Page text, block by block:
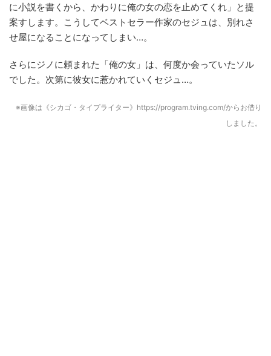
に小説を書くから、かわりに俺の女の恋を止めてくれ」と提
案すします。こうしてベストセラー作家のセジュは、別れさ
せ屋になることになってしまい…。
さらにジノに頼まれた「俺の女」は、何度か会っていたソル
でした。次第に彼女に惹かれていくセジュ…。
※画像は《シカゴ・タイプライター》https://program.tving.com/からお借り
しました。